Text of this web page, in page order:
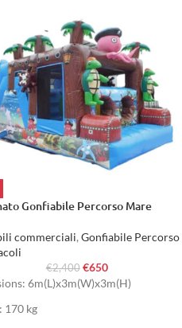
Gonfiabile Percorso Mare
commerciali, Gonfiabile Percorso
€2,400 €650
6m(L)x3m(W)x3m(H)
170 kg